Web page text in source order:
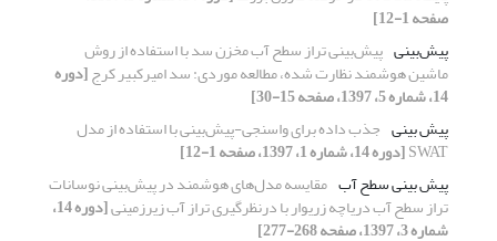
صفحه 1-12]
پیش‌بینی پیش‌بینی تراز سطح آب مخزن سد با استفاده از روش
ماشین هوشمند نظارت شده، مطالعه موردی: سد امیرکبیر کرج[دوره
14، شماره 5، 1397، صفحه 15-30]
پیش بینی جذب داده برای واسنجی-پیش‌بینی با استفاده از مدل
SWAT[دوره 14، شماره 1، 1397، صفحه 1-12]
پیش بینی سطح آب مقایسه مدل‌های هوشمند در پیش‌بینی نوسانات
تراز سطح آب دریاچه زریوار با درنظرگیری تراز آب زیرزمینی [دوره 14،
شماره 3، 1397، صفحه 268-277]